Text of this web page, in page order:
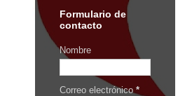
Formulario de
contacto
Nombre
Correo electrónico*